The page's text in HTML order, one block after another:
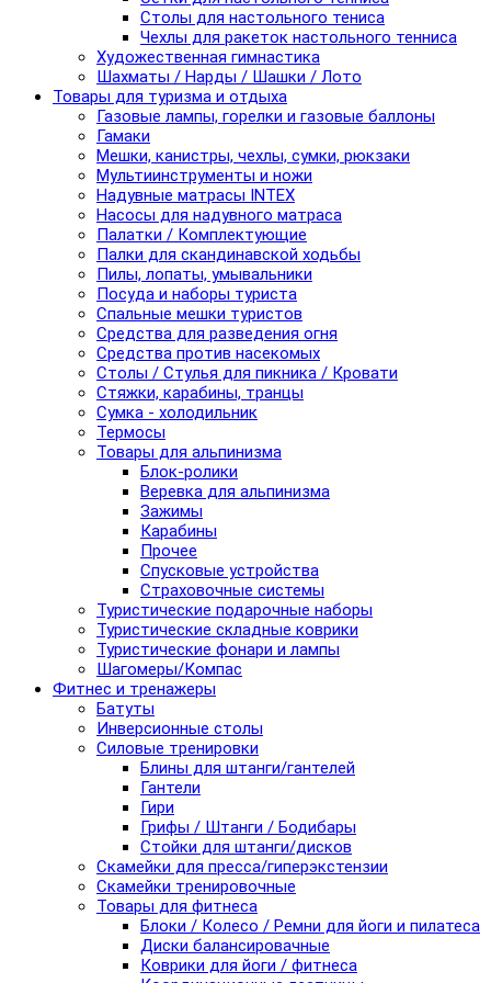
Столы для настольного тениса
Чехлы для ракеток настольного тенниса
Художественная гимнастика
Шахматы / Нарды / Шашки / Лото
Товары для туризма и отдыха
Газовые лампы, горелки и газовые баллоны
Гамаки
Мешки, канистры, чехлы, сумки, рюкзаки
Мультиинструменты и ножи
Надувные матрасы INTEX
Насосы для надувного матраса
Палатки / Комплектующие
Палки для скандинавской ходьбы
Пилы, лопаты, умывальники
Посуда и наборы туриста
Спальные мешки туристов
Средства для разведения огня
Средства против насекомых
Столы / Стулья для пикника / Кровати
Стяжки, карабины, транцы
Сумка - холодильник
Термосы
Товары для альпинизма
Блок-ролики
Веревка для альпинизма
Зажимы
Карабины
Прочее
Спусковые устройства
Страховочные системы
Туристические подарочные наборы
Туристические складные коврики
Туристические фонари и лампы
Шагомеры/Компас
Фитнес и тренажеры
Батуты
Инверсионные столы
Силовые тренировки
Блины для штанги/гантелей
Гантели
Гири
Грифы / Штанги / Бодибары
Стойки для штанги/дисков
Скамейки для пресса/гиперэкстензии
Скамейки тренировочные
Товары для фитнеса
Блоки / Колесо / Ремни для йоги и пилатеса
Диски балансировачные
Коврики для йоги / фитнеса